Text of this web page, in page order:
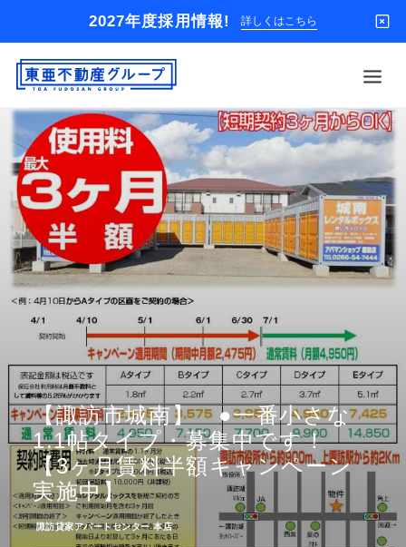
2027年度採用情報! 詳しくはこちら
借りる
買う
店舗
オーナー様
入居者様専用
企業情報
お問い合わせ
お気に入り 閲覧履歴
【諏訪市城南】 ●一番小さな
1.1帖タイプ・募集中です！
【3ヶ月賃料半額キャンペーン
実施中】
­諏訪貸家アパートセンター 本店